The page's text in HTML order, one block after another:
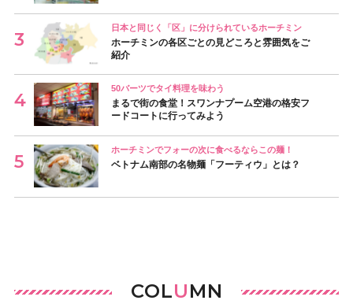
日本と同じく「区」に分けられているホーチミン
ホーチミンの各区ごとの見どころと雰囲気をご
紹介
50バーツでタイ料理を味わう
まるで街の食堂！スワンナプーム空港の格安フ
ードコートに行ってみよう
ホーチミンでフォーの次に食べるならこの麺！
ベトナム南部の名物麺「フーティウ」とは？
COLUMN